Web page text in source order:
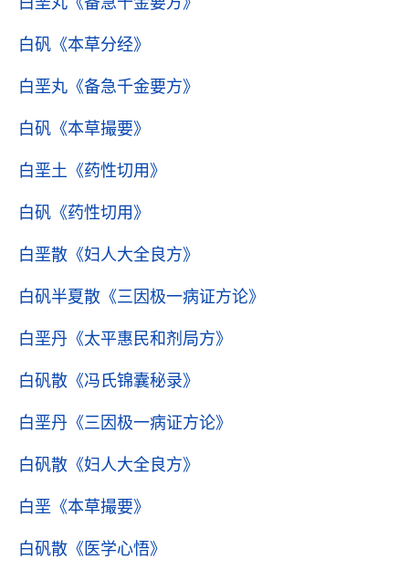
白矾 《本草分经》
白垩丸 《备急千金要方》
白矾 《本草撮要》
白垩土 《药性切用》
白矾 《药性切用》
白垩散 《妇人大全良方》
白矾半夏散 《三因极一病证方论》
白垩丹 《太平惠民和剂局方》
白矾散 《冯氏锦囊秘录》
白垩丹 《三因极一病证方论》
白矾散 《妇人大全良方》
白垩 《本草撮要》
白矾散 《医学心悟》